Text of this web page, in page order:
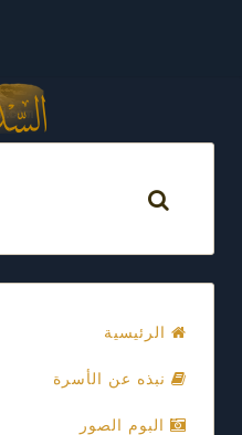
الرئيسية
نبذه عن الأسرة
البوم الصور